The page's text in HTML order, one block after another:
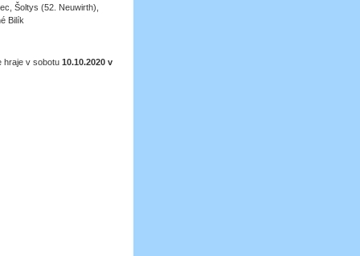
Šoltys (52. Neuwirth),
Bilík
hraje v sobotu 10.10.2020 v